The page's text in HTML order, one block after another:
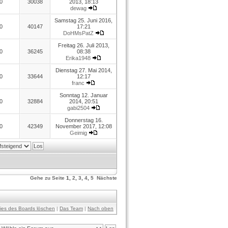
0 30038
2013, 18:13
dewag
0 40147
Samstag 25. Juni 2016,
17:21
DoHMsPatZ
0 36245
Freitag 26. Juli 2013,
08:38
Erika1948
0 33644
Dienstag 27. Mai 2014,
12:17
franc
0 32884
Sonntag 12. Januar
2014, 20:51
gabi2504
0 42349
Donnerstag 16.
November 2017, 12:08
Geimig
Gehe zu Seite 1 2 3 4 5 Nächste
des Boards löschen | Das Team | Nach oben